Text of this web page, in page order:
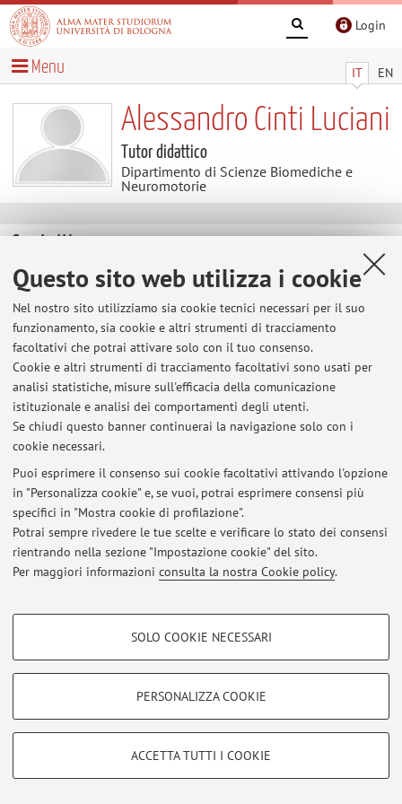
Questo sito web utilizza i cookie
Nel nostro sito utilizziamo sia cookie tecnici necessari per il suo
funzionamento, sia cookie e altri strumenti di tracciamento
facoltativi che potrai attivare solo con il tuo consenso.
Cookie e altri strumenti di tracciamento facoltativi sono usati per
analisi statistiche, misure sull'efficacia della comunicazione
istituzionale e analisi dei comportamenti degli utenti.
Se chiudi questo banner continuerai la navigazione solo con i
cookie necessari.
Puoi esprimere il consenso sui cookie facoltativi attivando l'opzione
in "Personalizza cookie" e, se vuoi, potrai esprimere consensi più
specifici in "Mostra cookie di profilazione".
Potrai sempre rivedere le tue scelte e verificare lo stato dei consensi
rientrando nella sezione "Impostazione cookie" del sito.
Per maggiori informazioni consulta la nostra Cookie policy.
COOKIE DI PROFILAZIONE - FACOLTATIVI
COOKIE TECNICI - NECESSARI
Si tratta di cookie tecnici utilizzati, a titolo esemplificativo, per il corretto
SOLO COOKIE NECESSARI
PERSONALIZZA COOKIE
ACCETTA TUTTI I COOKIE
Login
IT EN
Menu
Alessandro Cinti Luciani
Tutor didattico
Dipartimento di Scienze Biomediche e
Neuromotorie
Contatti
E-mail: alessandro.cinti5@unibo.it
Dipartimento di Scienze Biomediche e Neuromotorie
Via Massarenti 9, Bologna -Vai alla mappa
Ultimi avvisi
Al momento non sono presenti avvisi.
Area riservata
per gestire tutti i contenuti del sito.
© 2026 - ALMA MATER STUDIORUM - Università di Bologna - Via
Zamboni, 33 - 40126 Bologna - Partita IVA: 01131710376
Privacy|Note legali|Impostazioni Cookie